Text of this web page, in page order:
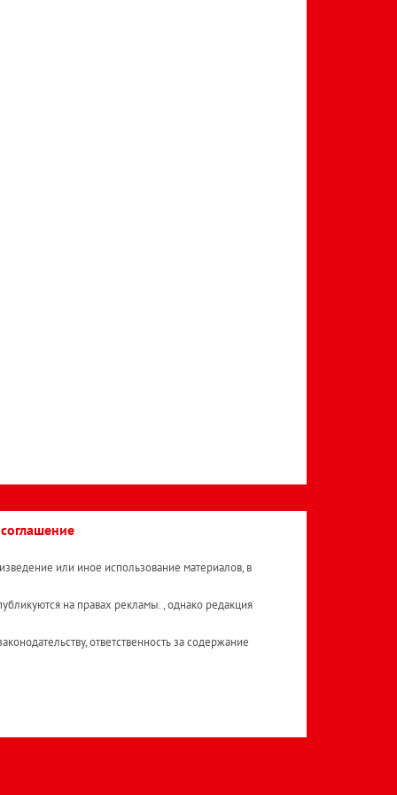
или иное использование материалов, в
на правах рекламы. , однако редакция
ответственность за содержание